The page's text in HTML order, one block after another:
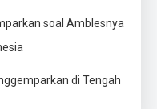
soal Amblesnya
di Tengah